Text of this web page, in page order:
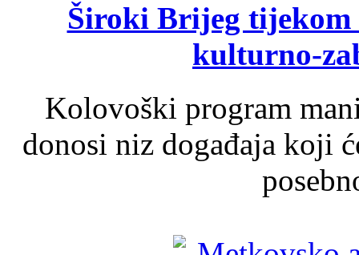
Široki Brijeg tijekom
kulturno-
Kolovoški program
donosi niz događaja koji